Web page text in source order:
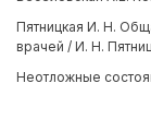
Пятницкая И. Н.
врачей / И. Н.
Неотложные